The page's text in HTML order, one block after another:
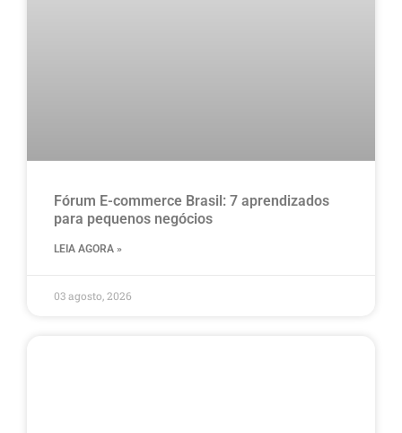
Fórum E-commerce Brasil: 7 aprendizados
para pequenos negócios
LEIA AGORA »
03 agosto, 2026